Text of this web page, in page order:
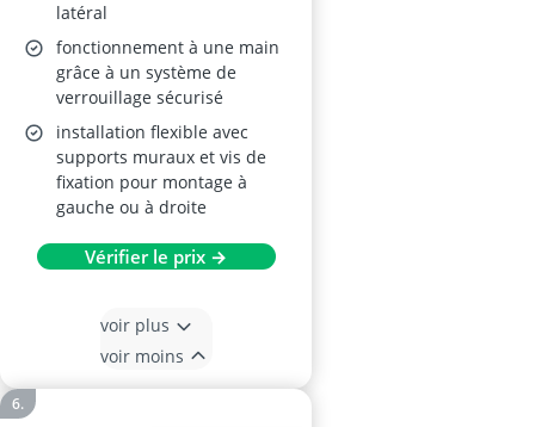
latéral
fonctionnement à une main
grâce à un système de
verrouillage sécurisé
installation flexible avec
supports muraux et vis de
fixation pour montage à
gauche ou à droite
Vérifier le prix →
voir plus
voir moins